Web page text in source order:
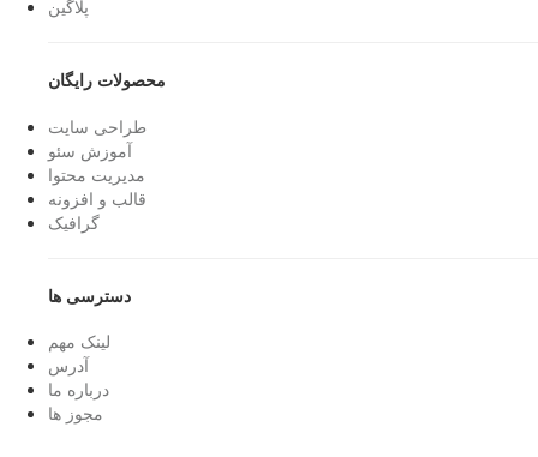
پلاگین
محصولات رایگان
طراحی سایت
آموزش سئو
مدیریت محتوا
قالب و افزونه
گرافیک
دسترسی ها
لینک مهم
آدرس
درباره ما
مجوز ها